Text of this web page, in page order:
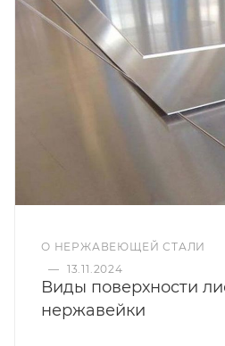
О НЕРЖАВЕЮЩЕЙ СТАЛИ
— 13.11.2024
Виды поверхности
нержавейки